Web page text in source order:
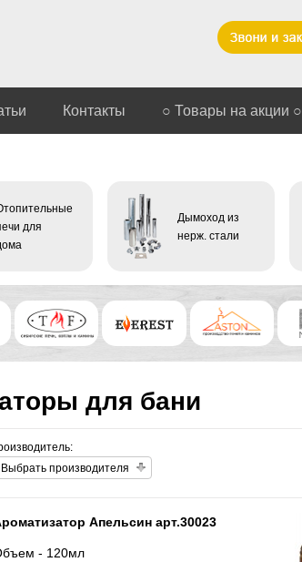
Контакты ○ Товары на акции ○
для
Дымоход из
нерж. стали
для бани
Выбрать производителя
Апельсин арт.30023
- 120мл